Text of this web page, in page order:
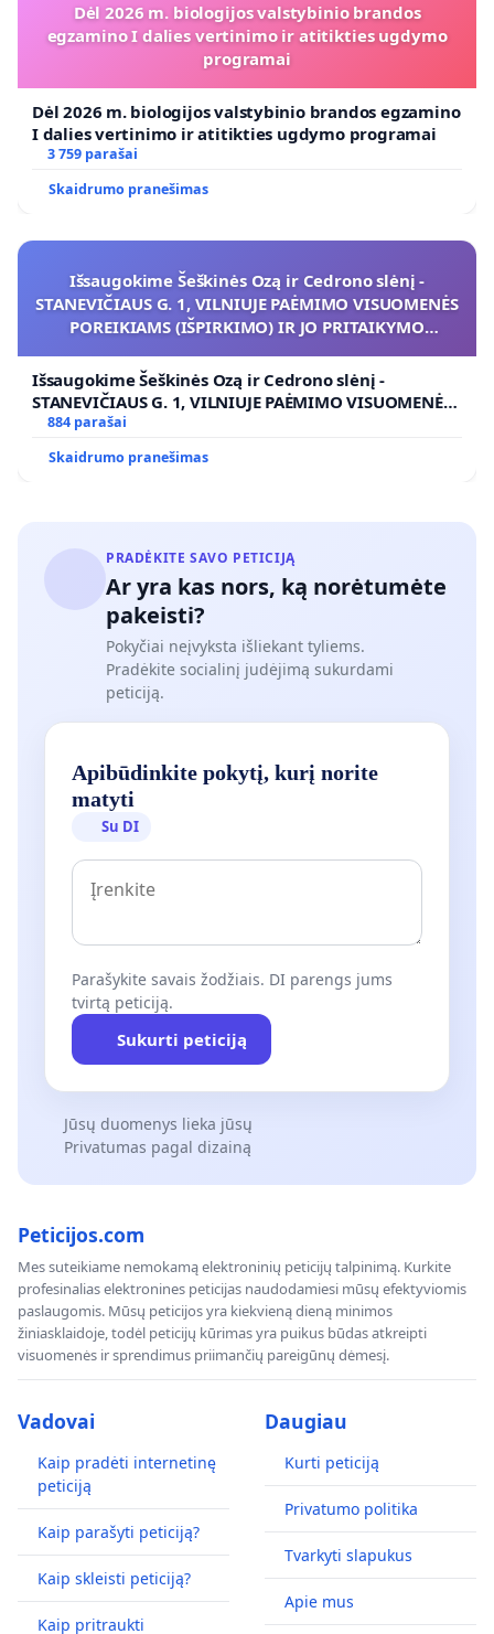
Dėl 2026 m. biologijos valstybinio brandos
egzamino I dalies vertinimo ir atitikties ugdymo
programai
Dėl 2026 m. biologijos valstybinio brandos egzamino
I dalies vertinimo ir atitikties ugdymo programai
3 759 parašai
Skaidrumo pranešimas
Išsaugokime Šeškinės Ozą ir Cedrono slėnį -
STANEVIČIAUS G. 1, VILNIUJE PAĖMIMO VISUOMENĖS
POREIKIAMS (IŠPIRKIMO) IR JO PRITAIKYMO
Išsaugokime Šeškinės Ozą ir Cedrono slėnį -
STANEVIČIAUS G. 1, VILNIUJE PAĖMIMO VISUOMENĖS
POREIKIAMS (IŠPIRKIMO) IR JO PRITAIKYMO VIEŠAJAI
ŽELDYNŲ FUNKCIJAI
884 parašai
Skaidrumo pranešimas
PRADĖKITE SAVO PETICIJĄ
Ar yra kas nors, ką norėtumėte
pakeisti?
Pokyčiai neįvyksta išliekant tyliems.
Pradėkite socialinį judėjimą sukurdami
peticiją.
Apibūdinkite pokytį, kurį norite
matyti
Su DI
Parašykite savais žodžiais. DI parengs jums
tvirtą peticiją.
Sukurti peticiją
Jūsų duomenys lieka jūsų
Privatumas pagal dizainą
Peticijos.com
Mes suteikiame nemokamą elektroninių peticijų talpinimą. Kurkite
profesinalias elektronines peticijas naudodamiesi mūsų efektyviomis
paslaugomis. Mūsų peticijos yra kiekvieną dieną minimos
žiniasklaidoje, todėl peticijų kūrimas yra puikus būdas atkreipti
visuomenės ir sprendimus priimančių pareigūnų dėmesį.
Vadovai
Kaip pradėti internetinę
peticiją
Kaip parašyti peticiją?
Kaip skleisti peticiją?
Kaip pritraukti
Daugiau
Kurti peticiją
Privatumo politika
Tvarkyti slapukus
Apie mus